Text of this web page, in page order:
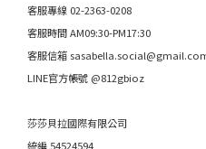
客服專線 02-2363-0208
客服時間 AM09:30-PM17:30
客服信箱
LINE官方帳號 @812gbioz
莎莎貝拉國際有限公司
統編 54524594